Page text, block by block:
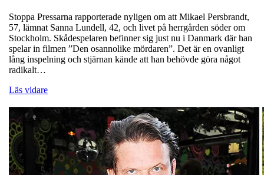
Stoppa Pressarna rapporterade nyligen om att Mikael Persbrandt,
57, lämnat Sanna Lundell, 42, och livet på herrgården söder om
Stockholm. Skådespelaren befinner sig just nu i Danmark där han
spelar in filmen ”Den osannolike mördaren”. Det är en ovanligt
lång inspelning och stjärnan kände att han behövde göra något
radikalt…
Läs vidare